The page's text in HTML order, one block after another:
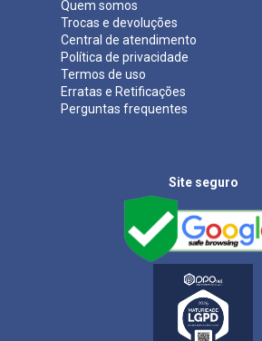
Quem somos
Trocas e devoluções
Central de atendimento
Política de privacidade
Termos de uso
Erratas e Retificações
Perguntas frequentes
Site seguro